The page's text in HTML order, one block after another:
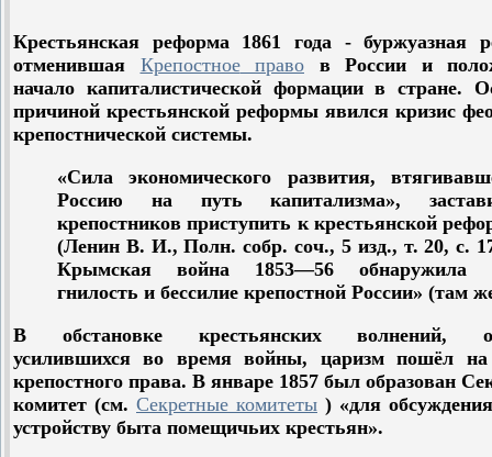
Крестьянская реформа 1861 года - буржуазная
отменившая Крепостное право
в России и
начало капиталистической формации в стране.
причиной крестьянской реформы явился кризис
крепостнической системы.
«Сила экономического развития,
Россию на путь капитализма»,
крепостников приступить к крестьянской
(Ленин В. И., Полн. собр. соч., 5 изд., т. 20, с.
Крымская война 1853—56 обнаружила
гнилость и бессилие крепостной России» (там
В обстановке крестьянских волнений,
усилившихся во время войны, царизм пошёл на
крепостного права. В январе 1857 был образован
комитет (см. Секретные комитеты ) «для
устройству быта помещичьих крестьян».